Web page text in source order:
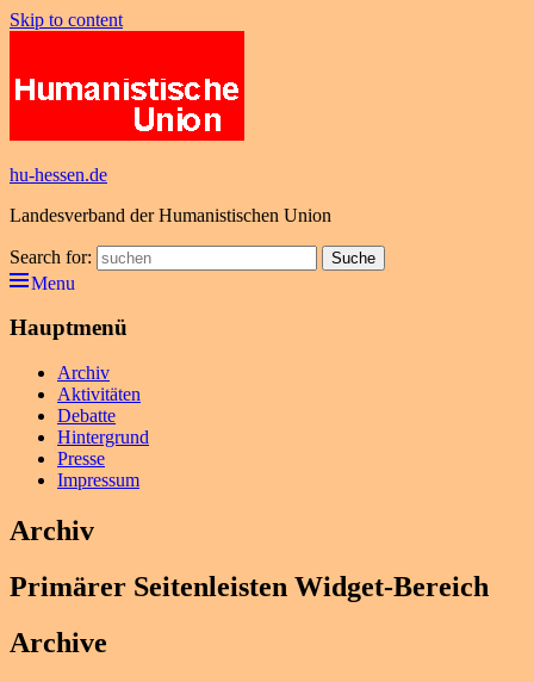
Skip to content
hu-hessen.de
Landesverband der Humanistischen Union
Search for: Suche
Menu
Hauptmenü
Archiv
Aktivitäten
Debatte
Hintergrund
Presse
Impressum
Archiv
Primärer Seitenleisten Widget-Bereich
Archive